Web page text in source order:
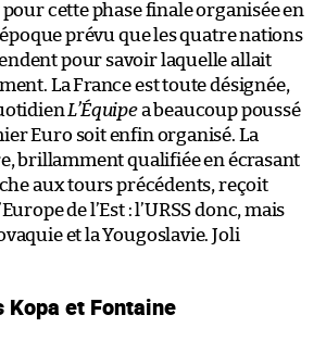
cette phase finale organisée en
prévu que les quatre nations
pour savoir laquelle allait
La France est toute désignée,
L’Équipea beaucoup poussé
Euro soit enfin organisé. La
brillamment qualifiée en écrasant
aux tours précédents, reçoit
de l’Est : l’URSS donc, mais
et la Yougoslavie. Joli
Kopa et Fontaine